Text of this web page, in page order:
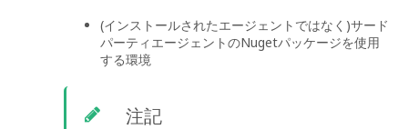
(インストールされたエージェントではなく)サード
パーティエージェントのNugetパッケージを使用
する環境
注記